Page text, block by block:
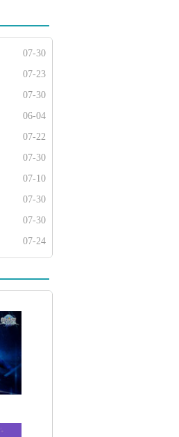
07-30
07-23
07-30
06-04
07-22
07-30
07-10
07-30
07-30
07-24